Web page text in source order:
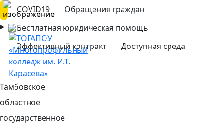
COVID19
Обращения граждан
Бесплатная юридическая помощь
Эффективный контракт
Доступная среда
Тамбовское
областное
государственное